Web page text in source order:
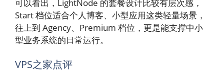
可以看出，LightNode 的套餐设计比较有层次感，
Start 档位适合个人博客、小型应用这类轻量场景，
往上到 Agency、Premium 档位，更是能支撑中小
型业务系统的日常运行。
VPS之家点评